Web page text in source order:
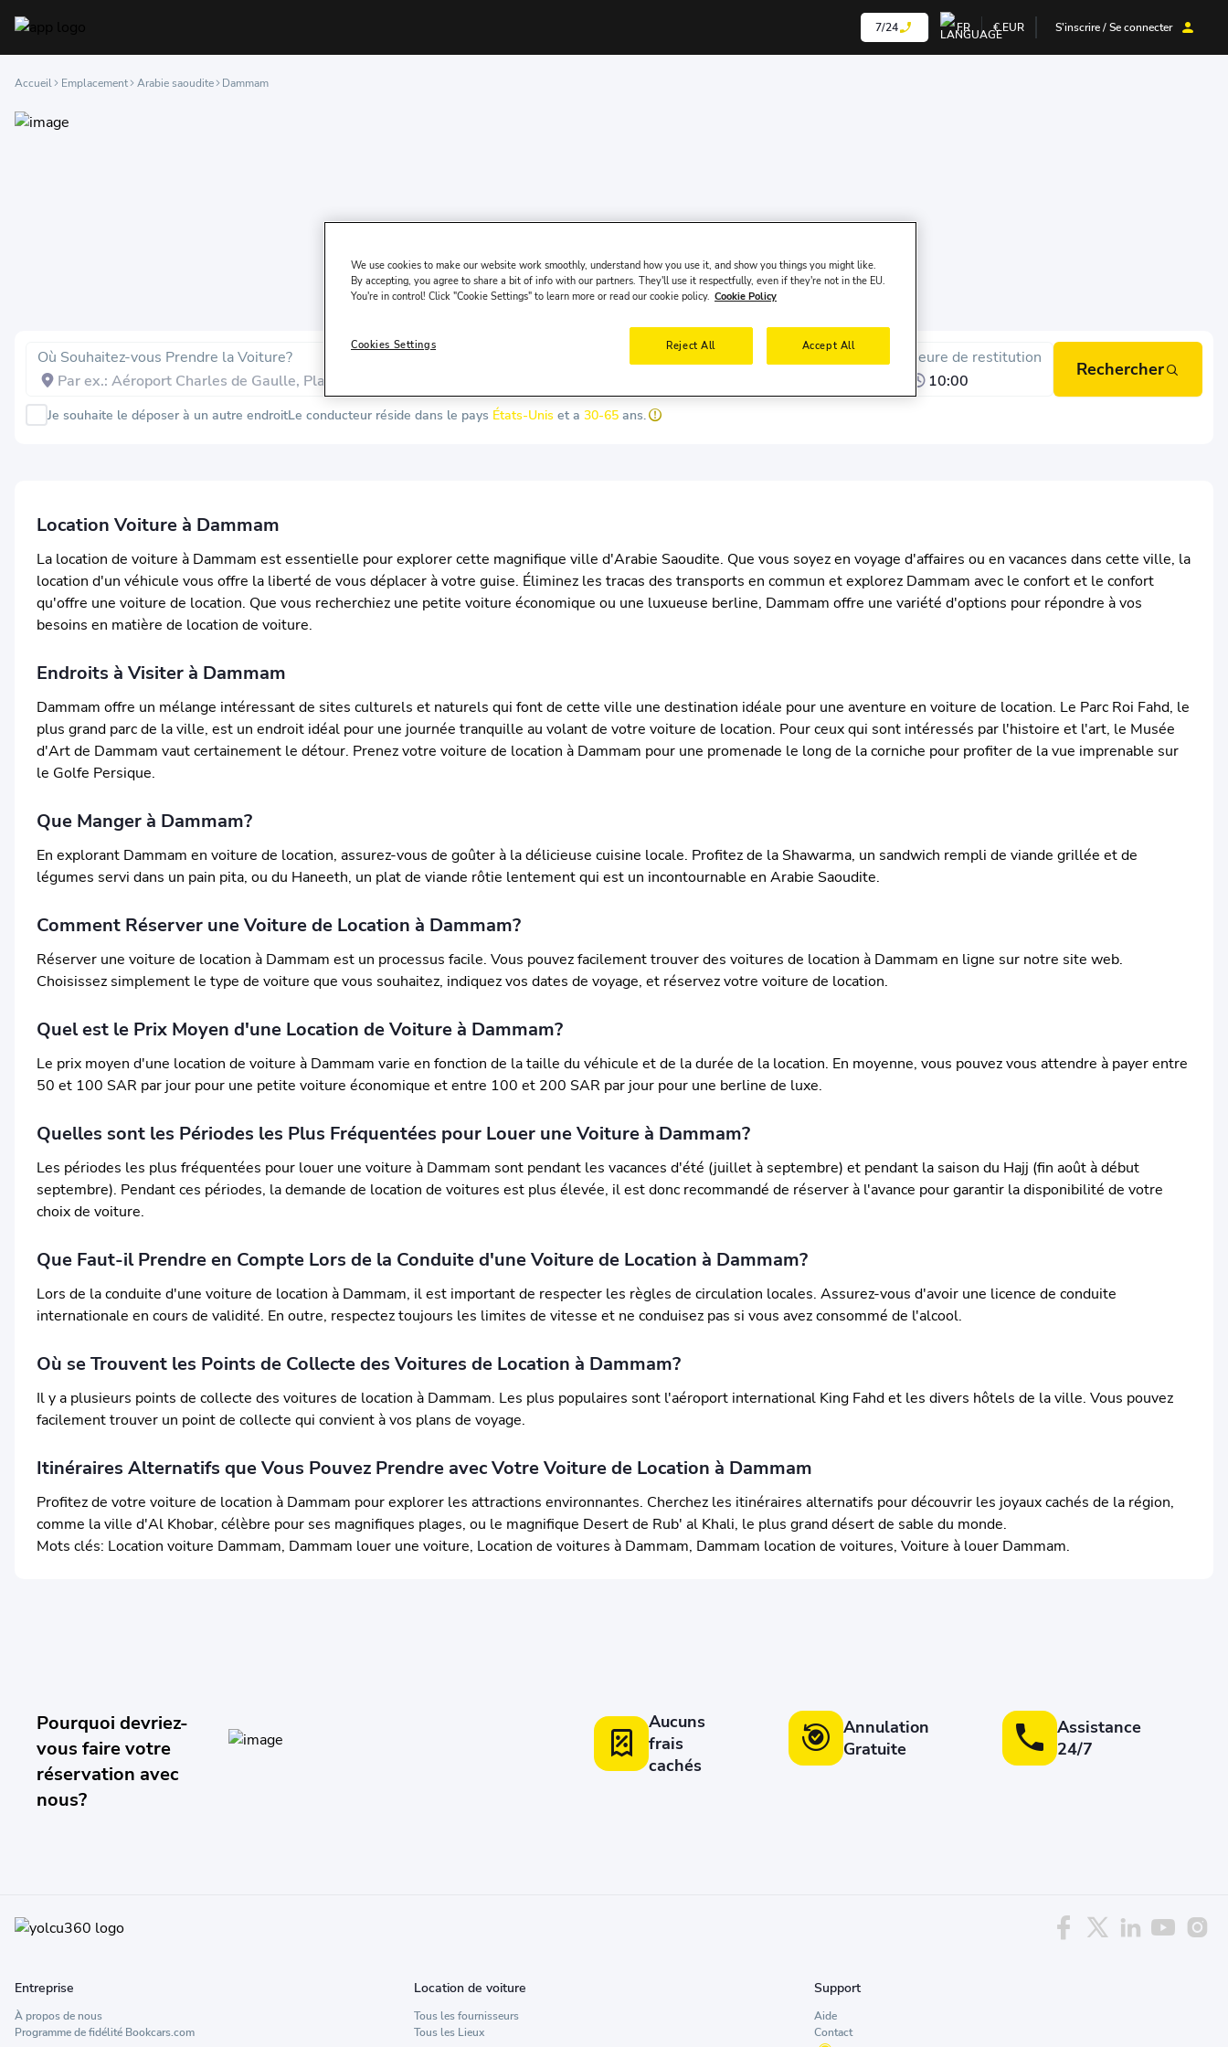
7/24 FR € EUR S'inscrire / Se connecter
Accueil Emplacement Arabie saoudite Dammam
Où Souhaitez-vous Prendre la Voiture?
Heure de récupération
Heure de restitution
10:00
Rechercher
Je souhaite le déposer à un autre endroitLe conducteur réside dans le pays États-Unis et a 30-65 ans.
Location Voiture à Dammam
La location de voiture à Dammam est essentielle pour explorer cette magnifique ville d'Arabie Saoudite. Que vous soyez en voyage d'affaires ou en vacances dans cette ville, la
location d'un véhicule vous offre la liberté de vous déplacer à votre guise. Éliminez les tracas des transports en commun et explorez Dammam avec le confort et le confort
qu'offre une voiture de location. Que vous recherchiez une petite voiture économique ou une luxueuse berline, Dammam offre une variété d'options pour répondre à vos
besoins en matière de location de voiture.
Endroits à Visiter à Dammam
Dammam offre un mélange intéressant de sites culturels et naturels qui font de cette ville une destination idéale pour une aventure en voiture de location. Le Parc Roi Fahd, le
plus grand parc de la ville, est un endroit idéal pour une journée tranquille au volant de votre voiture de location. Pour ceux qui sont intéressés par l'histoire et l'art, le Musée
d'Art de Dammam vaut certainement le détour. Prenez votre voiture de location à Dammam pour une promenade le long de la corniche pour profiter de la vue imprenable sur
le Golfe Persique.
Que Manger à Dammam?
En explorant Dammam en voiture de location, assurez-vous de goûter à la délicieuse cuisine locale. Profitez de la Shawarma, un sandwich rempli de viande grillée et de
légumes servi dans un pain pita, ou du Haneeth, un plat de viande rôtie lentement qui est un incontournable en Arabie Saoudite.
Comment Réserver une Voiture de Location à Dammam?
Réserver une voiture de location à Dammam est un processus facile. Vous pouvez facilement trouver des voitures de location à Dammam en ligne sur notre site web.
Choisissez simplement le type de voiture que vous souhaitez, indiquez vos dates de voyage, et réservez votre voiture de location.
Quel est le Prix Moyen d'une Location de Voiture à Dammam?
Le prix moyen d'une location de voiture à Dammam varie en fonction de la taille du véhicule et de la durée de la location. En moyenne, vous pouvez vous attendre à payer entre
50 et 100 SAR par jour pour une petite voiture économique et entre 100 et 200 SAR par jour pour une berline de luxe.
Quelles sont les Périodes les Plus Fréquentées pour Louer une Voiture à Dammam?
Les périodes les plus fréquentées pour louer une voiture à Dammam sont pendant les vacances d'été (juillet à septembre) et pendant la saison du Hajj (fin août à début
septembre). Pendant ces périodes, la demande de location de voitures est plus élevée, il est donc recommandé de réserver à l'avance pour garantir la disponibilité de votre
choix de voiture.
Que Faut-il Prendre en Compte Lors de la Conduite d'une Voiture de Location à Dammam?
Lors de la conduite d'une voiture de location à Dammam, il est important de respecter les règles de circulation locales. Assurez-vous d'avoir une licence de conduite
internationale en cours de validité. En outre, respectez toujours les limites de vitesse et ne conduisez pas si vous avez consommé de l'alcool.
Où se Trouvent les Points de Collecte des Voitures de Location à Dammam?
Il y a plusieurs points de collecte des voitures de location à Dammam. Les plus populaires sont l'aéroport international King Fahd et les divers hôtels de la ville. Vous pouvez
facilement trouver un point de collecte qui convient à vos plans de voyage.
Itinéraires Alternatifs que Vous Pouvez Prendre avec Votre Voiture de Location à Dammam
Profitez de votre voiture de location à Dammam pour explorer les attractions environnantes. Cherchez les itinéraires alternatifs pour découvrir les joyaux cachés de la région,
comme la ville d'Al Khobar, célèbre pour ses magnifiques plages, ou le magnifique Desert de Rub' al Khali, le plus grand désert de sable du monde.
Mots clés: Location voiture Dammam, Dammam louer une voiture, Location de voitures à Dammam, Dammam location de voitures, Voiture à louer Dammam.
Pourquoi devriez-
vous faire votre
réservation avec
nous?
Aucuns
frais
cachés
Annulation
Gratuite
Assistance
24/7
Entreprise
À propos de nous
Programme de fidélité Bookcars.com
Location de voiture
Tous les fournisseurs
Tous les Lieux
Support
Aide
Contact
We use cookies to make our website work smoothly, understand how you use it, and show you things you might like.
By accepting, you agree to share a bit of info with our partners. They'll use it respectfully, even if they're not in the EU.
You're in control! Click "Cookie Settings" to learn more or read our cookie policy. Cookie Policy
Reject All Accept All
Cookies Settings